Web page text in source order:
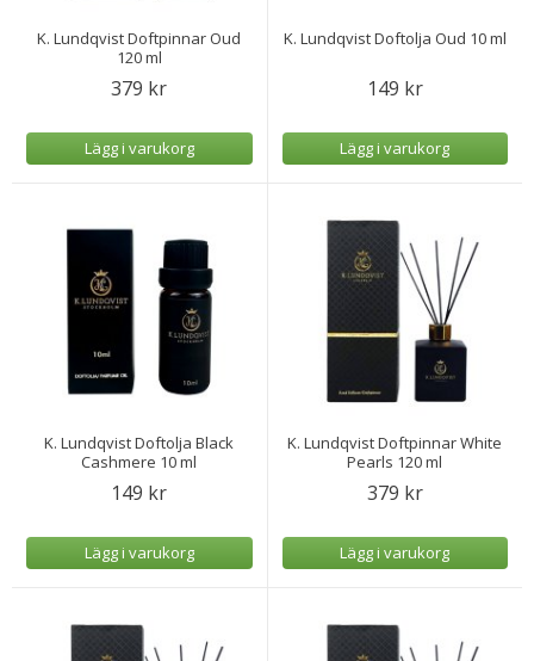
K. Lundqvist Doftpinnar Oud
120 ml
379 kr
Lägg i varukorg
K. Lundqvist Doftolja Oud 10 ml
149 kr
Lägg i varukorg
K. Lundqvist Doftolja Black
Cashmere 10 ml
149 kr
Lägg i varukorg
K. Lundqvist Doftpinnar White
Pearls 120 ml
379 kr
Lägg i varukorg